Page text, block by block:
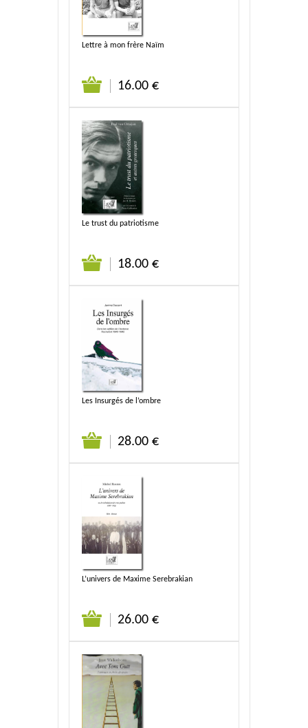
Lettre à mon frère Naïm
16.00 €
Le trust du patriotisme
18.00 €
Les Insurgés de l’ombre
28.00 €
L’univers de Maxime Serebrakian
26.00 €